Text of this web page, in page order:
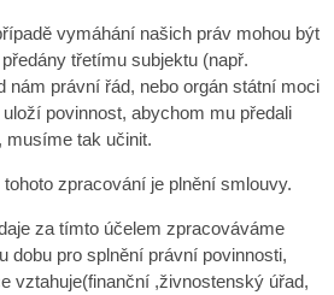
vymáhání našich práv mohou být
třetímu subjektu (např.
nám právní řád, nebo orgán státní moci
povinnost, abychom mu předali
musíme tak učinit.
zpracování je plnění smlouvy.
za tímto účelem zpracováváme
dobu pro splnění právní povinnosti,
vztahuje(finanční ,živnostenský úřad,